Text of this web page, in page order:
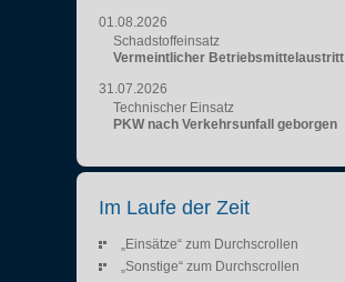
01.08.2026
Schadstoffeinsatz
Vermeintlicher Betriebsmittelaustritt
31.07.2026
Technischer Einsatz
PKW nach Verkehrsunfall geborgen
Im Laufe der Zeit
„Einsätze“ zum Durchscrollen
„Sonstige“ zum Durchscrollen